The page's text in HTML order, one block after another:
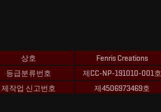
상호
Fenris Creations
등급분류번호
제CC-NP-191010-001호
제작업 신고번호
제4506973469호